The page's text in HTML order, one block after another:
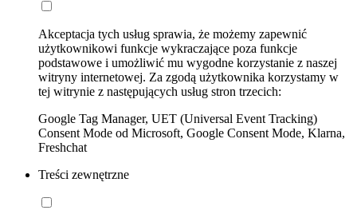
Akceptacja tych usług sprawia, że możemy zapewnić
użytkownikowi funkcje wykraczające poza funkcje
podstawowe i umożliwić mu wygodne korzystanie z naszej
witryny internetowej. Za zgodą użytkownika korzystamy w
tej witrynie z następujących usług stron trzecich:
Google Tag Manager, UET (Universal Event Tracking)
Consent Mode od Microsoft, Google Consent Mode, Klarna,
Freshchat
Treści zewnętrzne